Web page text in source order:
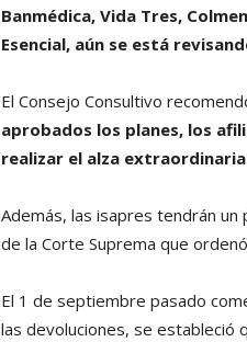
Banmédica, Vida Tres,
Esencial, aún se está
El Consejo Consultivo
aprobados los planes, los
realizar el alza
Además, las isapres tendrán
de la Corte Suprema que
El 1 de septiembre pasado
las devoluciones, se estableció